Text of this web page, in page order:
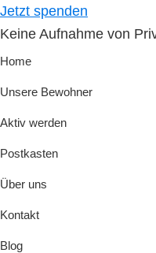
Skip
to
primary
Skip
to
main
Jetzt spenden
Keine Aufnahme von
Home
Unsere Bewohner
Aktiv werden
Postkasten
Über uns
Kontakt
Blog